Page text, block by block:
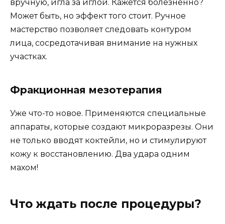
вручную, игла за иглой. Кажется болезненно?
Может быть, но эффект того стоит. Ручное
мастерство позволяет следовать контуром
лица, сосредотачивая внимание на нужных
участках.
Фракционная мезотерапия
Уже что-то новое. Применяются специальные
аппараты, которые создают микроразрезы. Они
не только вводят коктейли, но и стимулируют
кожу к восстановлению. Два удара одним
махом!
Что ждать после процедуры?